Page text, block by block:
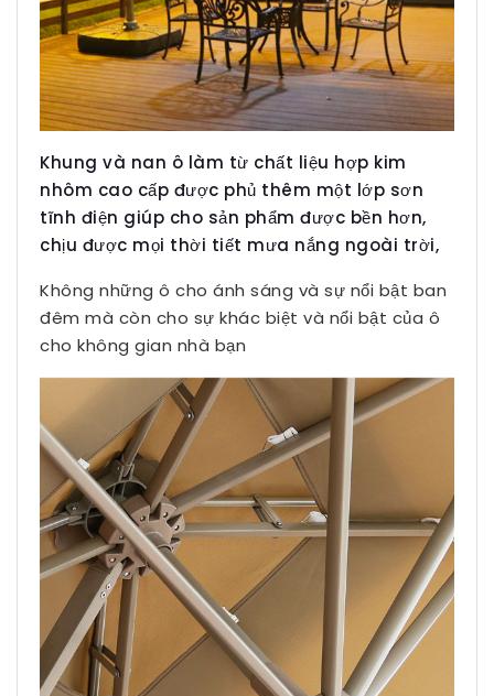
Khung và nan ô làm từ chất liệu hợp kim
nhôm cao cấp được phủ thêm một lớp sơn
tĩnh điện giúp cho sản phẩm được bền hơn,
chịu được mọi thời tiết mưa nắng ngoài trời,
Không những ô cho ánh sáng và sự nổi bật ban
đêm mà còn cho sự khác biệt và nổi bật của ô
cho không gian nhà bạn